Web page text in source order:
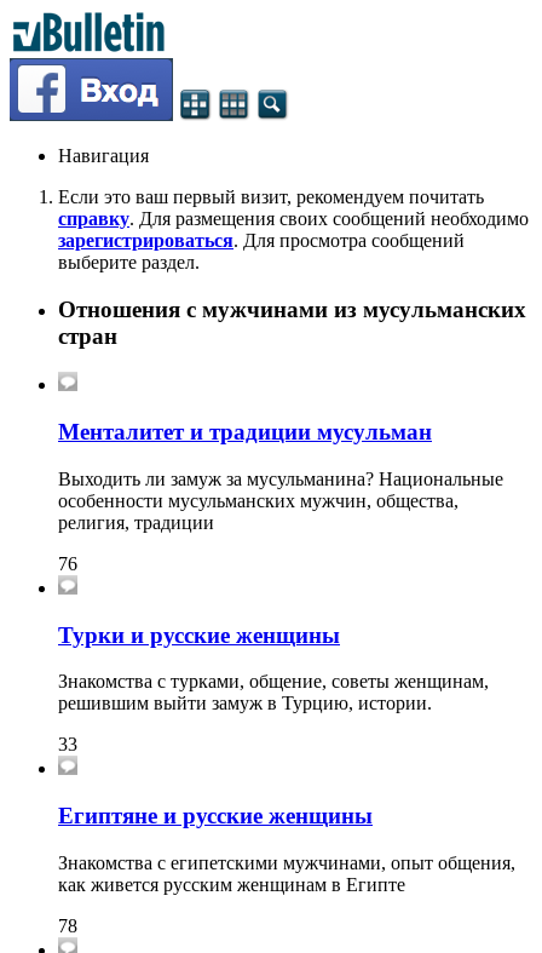
Навигация
Если это ваш первый визит, рекомендуем почитать
справку. Для размещения своих сообщений необходимо
зарегистрироваться. Для просмотра сообщений
выберите раздел.
Отношения с мужчинами из мусульманских
стран
Менталитет и традиции мусульман
Выходить ли замуж за мусульманина? Национальные
особенности мусульманских мужчин, общества,
религия, традиции
76
Турки и русские женщины
Знакомства с турками, общение, советы женщинам,
решившим выйти замуж в Турцию, истории.
33
Египтяне и русские женщины
Знакомства с египетскими мужчинами, опыт общения,
как живется русским женщинам в Египте
78